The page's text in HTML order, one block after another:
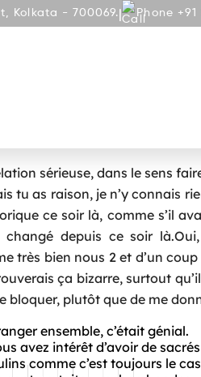
Kolkata - 700069.| Phone
De Rencontre
sérieuse, dans le sens
tu as raison, je n’y connais
ce soir là, comme s’il
depuis ce soir
très bien nous 2 et d’un
ça bizarre, surtout
bloquer, plutôt que de me
ensemble, c’était génial.
avez intérêt d’avoir de
comme c’est toujours le